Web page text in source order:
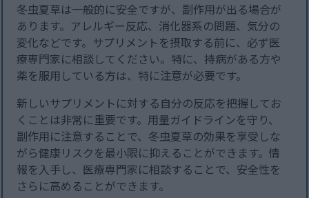
冬虫夏草は一般的に安全ですが、副作用が出る場合が
あります。アレルギー反応、消化器系の問題、気分の
変化などです。サプリメントを摂取する前に、必ず医
療専門家に相談してください。特に、持病がある方や
薬を服用している方は、特に注意が必要です。
新しいサプリメントに対する自分の反応を把握してお
くことは非常に重要です。用量ガイドラインを守り、
副作用に注意することで、冬虫夏草の効果を享受しな
がら健康リスクを最小限に抑えることができます。情
報を入手し、医療専門家に相談することで、安全性を
さらに高めることができます。